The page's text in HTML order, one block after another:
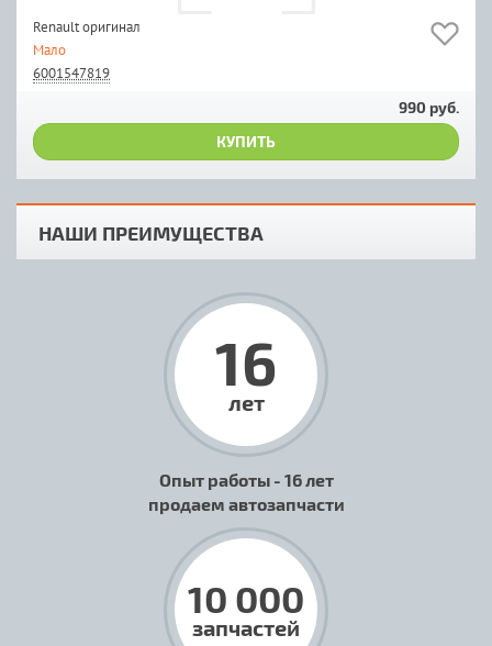
Renault оригинал
Мало
6001547819
990 руб.
КУПИТЬ
НАШИ ПРЕИМУЩЕСТВА
16
лет
Опыт работы - 16 лет
продаем автозапчасти
10 000
запчастей